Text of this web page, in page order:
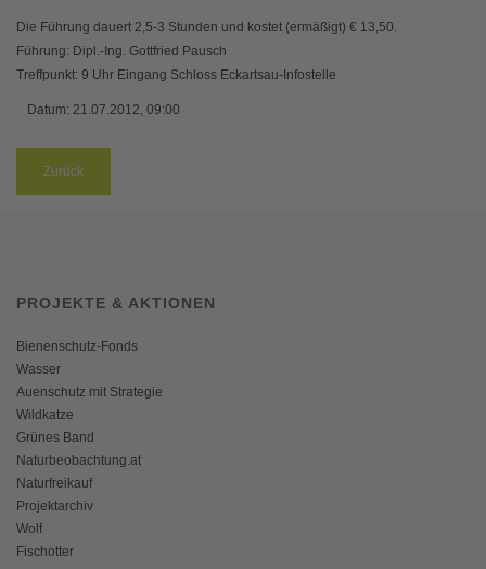
Die Führung dauert 2,5-3 Stunden und kostet (ermäßigt) € 13,50.
Führung: Dipl.-Ing. Gottfried Pausch
Treffpunkt: 9 Uhr Eingang Schloss Eckartsau-Infostelle
Datum: 21.07.2012, 09:00
Zurück
PROJEKTE & AKTIONEN
Bienenschutz-Fonds
Wasser
Auenschutz mit Strategie
Wildkatze
Grünes Band
Naturbeobachtung.at
Naturfreikauf
Projektarchiv
Wolf
Fischotter